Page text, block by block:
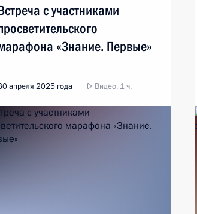
с участниками
«Знание. Первые»
апреля 2025 года Видео, 1 ч.